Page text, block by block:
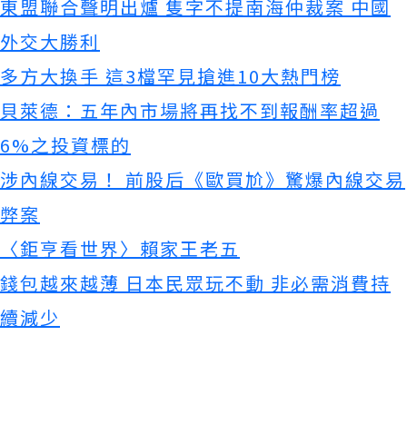
東盟聯合聲明出爐 隻字不提南海仲裁案 中國
外交大勝利
多方大換手 這3檔罕見搶進10大熱門榜
貝萊德：五年內市場將再找不到報酬率超過
6%之投資標的
涉內線交易！ 前股后《歐買尬》驚爆內線交易
弊案
〈鉅亨看世界〉賴家王老五
錢包越來越薄 日本民眾玩不動 非必需消費持
續減少